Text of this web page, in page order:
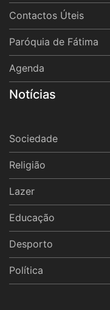
Contactos Úteis
Paróquia de Fátima
Agenda
Notícias
Sociedade
Religião
Lazer
Educação
Desporto
Política